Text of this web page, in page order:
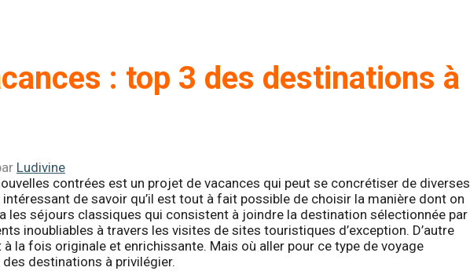
: top 3 des destinations à
Ludivine
contrées est un projet de vacances qui peut se concrétiser de diverses
de savoir qu’il est tout à fait possible de choisir la manière dont on
a les séjours classiques qui consistent à joindre la destination sélectionnée par
inoubliables à travers les visites de sites touristiques d’exception. D’autre
à la fois originale et enrichissante. Mais où aller pour ce type de voyage
destinations à privilégier.